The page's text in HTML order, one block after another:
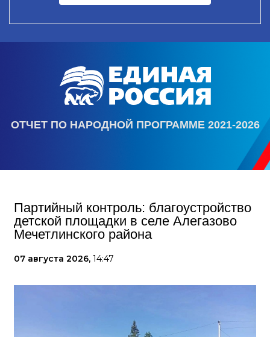
ОТЧЕТ ПО НАРОДНОЙ ПРОГРАММЕ 2021-2026
Партийный контроль: благоустройство
детской площадки в селе Алегазово
Мечетлинского района
07 августа 2026, 14:47